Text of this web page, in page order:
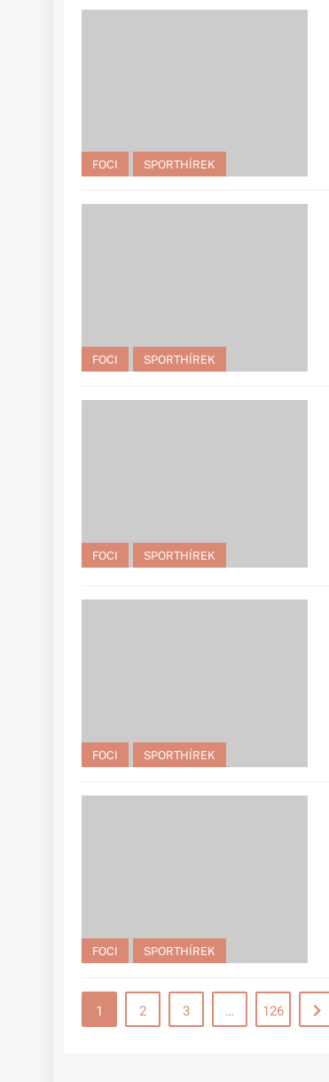
FOCI SPORTHÍREK
FOCI SPORTHÍREK
FOCI SPORTHÍREK
FOCI SPORTHÍREK
FOCI SPORTHÍREK
1 2 3 … 126